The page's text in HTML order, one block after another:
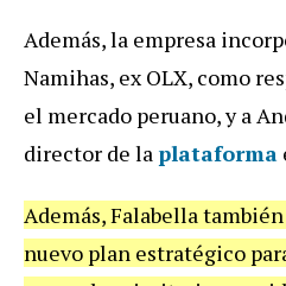
Además, la empresa
Namihas, ex OLX, como
el mercado peruano, y a
director de laplataforma
Además, Falabella
nuevo plan estratégico